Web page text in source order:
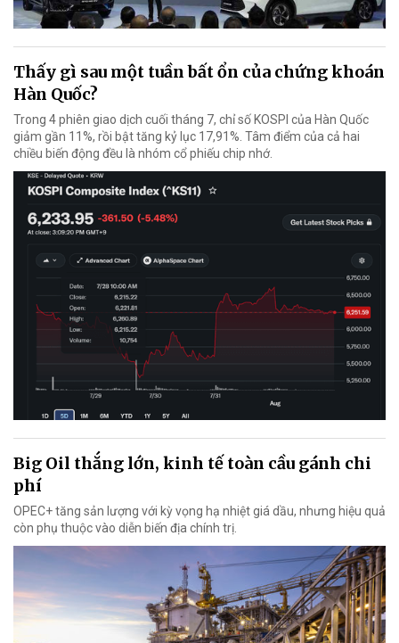
Thấy gì sau một tuần bất ổn của chứng khoán
Hàn Quốc?
Trong 4 phiên giao dịch cuối tháng 7, chỉ số KOSPI của Hàn Quốc
giảm gần 11%, rồi bật tăng kỷ lục 17,91%. Tâm điểm của cả hai
chiều biến động đều là nhóm cổ phiếu chip nhớ.
Big Oil thắng lớn, kinh tế toàn cầu gánh chi
phí
OPEC+ tăng sản lượng với kỳ vọng hạ nhiệt giá dầu, nhưng hiệu quả
còn phụ thuộc vào diễn biến địa chính trị.